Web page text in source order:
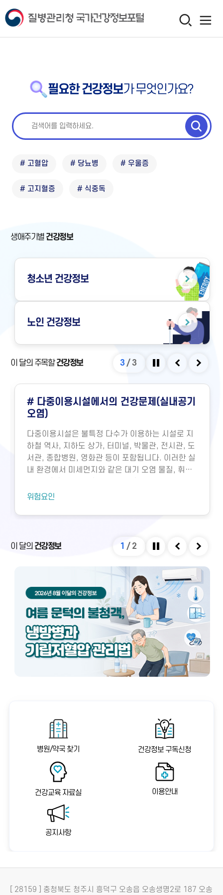
필요한 건강정보가 무엇인가요?
# 고혈압 # 당뇨병 # 우울증
# 고지혈증 # 식중독
생애주기별 건강정보
청소년 건강정보
노인 건강정보
이 달의 주목할건강정보 3 /3
# 다중이용시설에서의 건강문제(실내공기
오염)
다중이용시설은 불특정 다수가 이용하는 시설로 지
하철 역사, 지하도 상가, 터미널, 박물관, 전시관, 도
서관, 종합병원, 영화관 등이 포함됩니다. 이러한 실
내 환경에서 미세먼지와 같은 대기 오염 물질, 휘발
오염물질에 노출되면 호흡기 질환 등 다양한 건강 문
가 부족하면 두통, 구토, 근육통, 불쾌감과 같은 빌딩
실내외 온도 차와 건조한 환경으로 인해 냉방병도 나
와 충분한 휴식을 통해 대부분 예방 및 관리할 수 있
위험요인
이 달의 건강정보 1 / 2
병원/약국 찾기 건강정보 구독신청
건강교육 자료실 이용안내
공지사항
[ 28159 ] 충청북도 청주시 흥덕구 오송읍 오송생명2로 187 오송